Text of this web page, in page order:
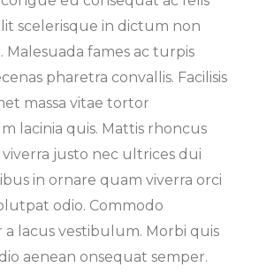
scelerisque in dictum non
Malesuada fames ac turpis
pharetra convallis. Facilisis
massa vitae tortor
lacinia quis. Mattis rhoncus
justo nec ultrices dui
in ornare quam viverra orci
odio. Commodo
lacus vestibulum. Morbi quis
aenean onsequat semper.